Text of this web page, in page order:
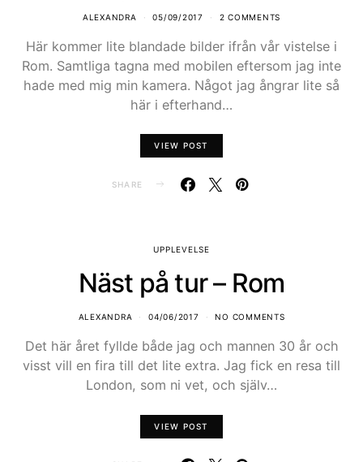
ALEXANDRA 05/09/2017 2 COMMENTS
Här kommer lite blandade bilder ifrån vår vistelse i
Rom. Samtliga tagna med mobilen eftersom jag inte
hade med mig min kamera. Något jag ångrar lite så
här i efterhand…
VIEW POST
SHARE
UPPLEVELSE
Näst på tur – Rom
ALEXANDRA 04/06/2017 NO COMMENTS
Det här året fyllde både jag och mannen 30 år och
visst vill en fira till det lite extra. Jag fick en resa till
London, som ni vet, och själv…
VIEW POST